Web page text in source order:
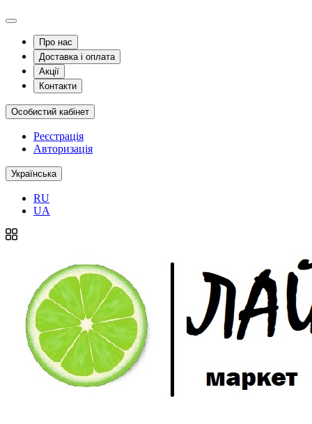
Про нас
Доставка і оплата
Акції
Контакти
Особистий кабінет
Реєстрація
Авторизація
Українська
RU
UA